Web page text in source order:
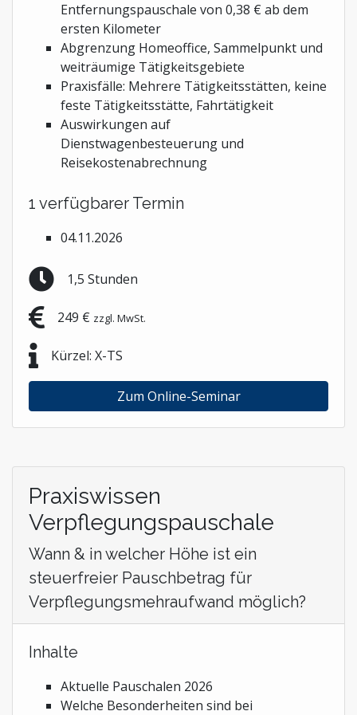
Entfernungspauschale von 0,38 € ab dem
ersten Kilometer
Abgrenzung Homeoffice, Sammelpunkt und
weiträumige Tätigkeitsgebiete
Praxisfälle: Mehrere Tätigkeitsstätten, keine
feste Tätigkeitsstätte, Fahrtätigkeit
Auswirkungen auf
Dienstwagenbesteuerung und
Reisekostenabrechnung
1 verfügbarer Termin
04.11.2026
1,5 Stunden
249 € zzgl. MwSt.
Kürzel: X-TS
Zum Online-Seminar
Praxiswissen
Verpflegungspauschale
Wann & in welcher Höhe ist ein
steuerfreier Pauschbetrag für
Verpflegungsmehraufwand möglich?
Inhalte
Aktuelle Pauschalen 2026
Welche Besonderheiten sind bei